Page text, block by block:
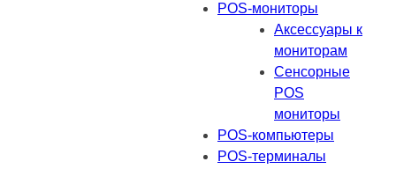
POS-мониторы
Аксессуары к
мониторам
Сенсорные
POS
мониторы
POS-компьютеры
POS-терминалы